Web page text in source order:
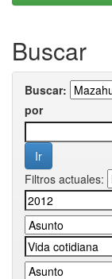
Buscar
Buscar:
por
Filtros actuales: